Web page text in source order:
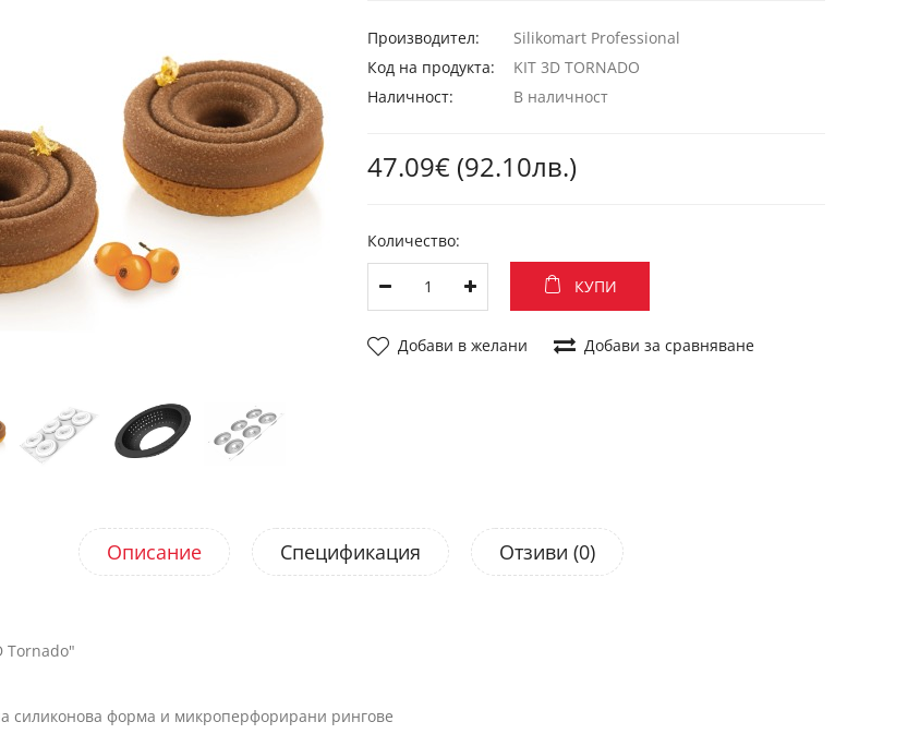
Производител:
Silikomart Professional
Код на продукта:
KIT 3D TORNADO
Наличност:
В наличност
47.09€ (92.10лв.)
Количество:
КУПИ
Добави в желани Добави за сравняване
Описание Спецификация Отзиви (0)
Tornado"
силиконова форма и микроперфорирани рингове